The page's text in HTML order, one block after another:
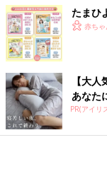
たまひ
赤ち
【大
あなた
PR(アイリ